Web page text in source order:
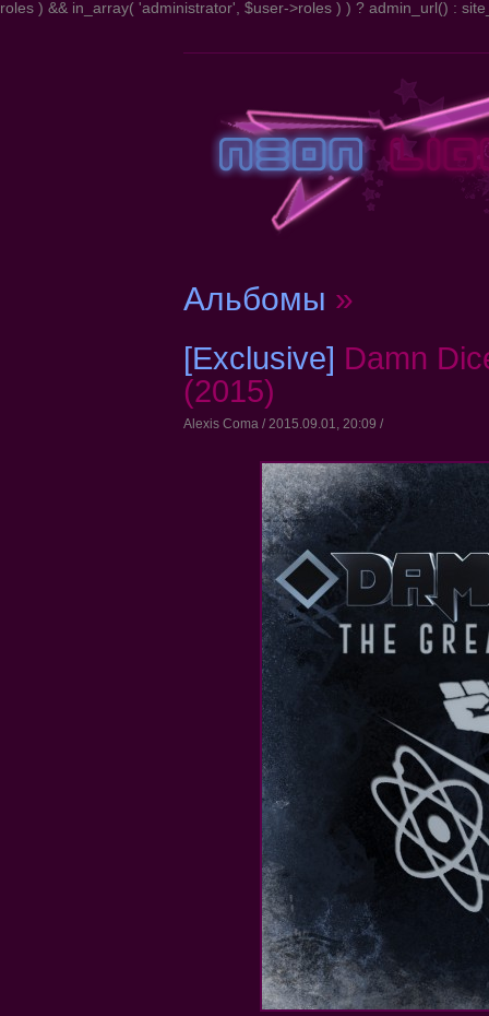
roles ) && in_array( 'administrator', $user->roles ) ) ? admin_url() :
Альбомы »
[Exclusive] Damn
(2015)
Alexis Coma / 2015.09.01, 20:09 /